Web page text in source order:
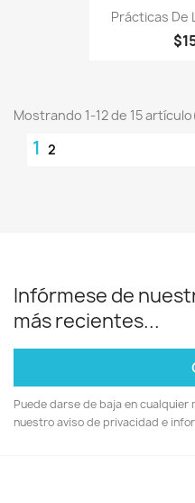
Prácticas De
Mostrando 1-12 de 15
1 2
Infórmese de
más recientes...
Puede darse de baja en cualquier
nuestro aviso de privacidad e